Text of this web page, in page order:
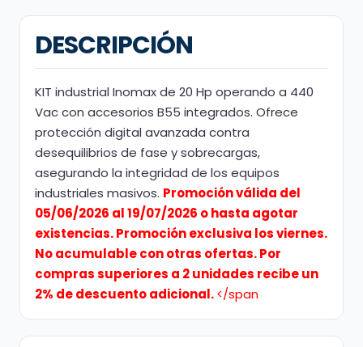
DESCRIPCIÓN
KIT industrial Inomax de 20 Hp operando a 440
Vac con accesorios B55 integrados. Ofrece
protección digital avanzada contra
desequilibrios de fase y sobrecargas,
asegurando la integridad de los equipos
industriales masivos. Promoción válida del
05/06/2026 al 19/07/2026 o hasta agotar
existencias. Promoción exclusiva los viernes.
No acumulable con otras ofertas. Por
compras superiores a 2 unidades recibe un
2% de descuento adicional.</span